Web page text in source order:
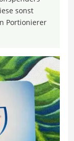
sonst
Portionierer